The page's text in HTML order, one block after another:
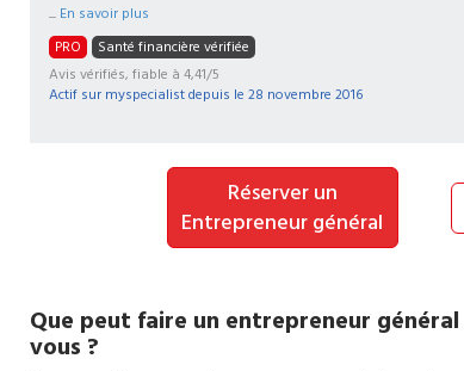
... En savoir plus
PRO
Santé financière vérifiée
Avis vérifiés, fiable à 4,41/5
Actif sur myspecialist depuis le 28 novembre 2016
Réserver un
Entrepreneur général
Que peut faire un entrepreneur général
vous ?